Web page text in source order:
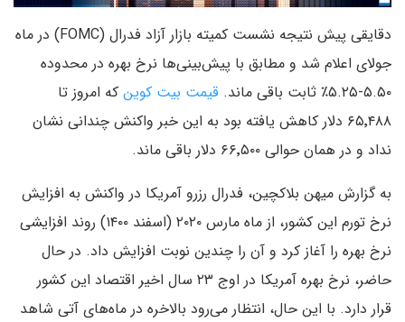
دقایقی پیش نتیجه نشست کمیته بازار آزاد فدرال (FOMC) در ماه
جولای اعلام شد و مطابق با پیش‌بینی‌ها نرخ بهره در محدوده
۵.۵۰-۵.۲۵٪ ثابت باقی ماند.
قیمت بیت کوین که امروز تا
۶۵٬۴۸۸ دلار کاهش یافته بود به این خبر واکنش چندانی نشان
نداد و در همان حوالی ۶۶٬۵۰۰ دلار باقی ماند.
به گزارش میهن بلاکچین، فدرال رزرو آمریکا در واکنش به افزایش
نرخ تورم این کشور، از ماه مارس ۲۰۲۰ (اسفند ۱۴۰۰) روند افزایشی
نرخ بهره را آغاز کرد و آن را چندین نوبت افزایش داد. در حال
حاضر، نرخ بهره آمریکا در اوج ۲۳ سال اخیر اقتصاد این کشور
قرار دارد. با این حال، انتظار می‌رود بالاخره در ماه‌های آتی شاهد